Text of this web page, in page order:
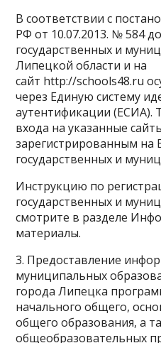
В соответствии с
РФ от 10.07.2013. № 584
государственных и
Липецкой области и на
сайт http://schools48.ru
через Единую систему
аутентификации (ЕСИА).
входа на указанные
зарегистрированным на
государственных и
Инструкцию по
государственных и
смотрите в разделе
материалы.
3. Предоставление
муниципальных
города Липецка
начального общего,
общего образования, а
общеобразовательных